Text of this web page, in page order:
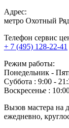
Адрес:
метро Охотный
Телефон сервис
+ 7 (495) 128-22-41
Режим работы:
Понедельник ‐
Суббота : 9:00 -
Воскресенье :
Вызов мастера на
ежедневно,